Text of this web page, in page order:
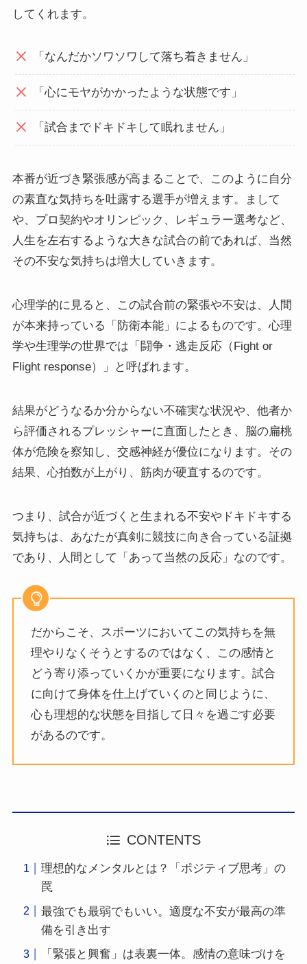
してくれます。
「なんだかソワソワして落ち着きません」
「心にモヤがかかったような状態です」
「試合までドキドキして眠れません」
本番が近づき緊張感が高まることで、このように自分
の素直な気持ちを吐露する選手が増えます。まして
や、プロ契約やオリンピック、レギュラー選考など、
人生を左右するような大きな試合の前であれば、当然
その不安な気持ちは増大していきます。
心理学的に見ると、この試合前の緊張や不安は、人間
が本来持っている「防衛本能」によるものです。心理
学や生理学の世界では「闘争・逃走反応（Fight or
Flight response）」と呼ばれます。
結果がどうなるか分からない不確実な状況や、他者か
ら評価されるプレッシャーに直面したとき、脳の扁桃
体が危険を察知し、交感神経が優位になります。その
結果、心拍数が上がり、筋肉が硬直するのです。
つまり、試合が近づくと生まれる不安やドキドキする
気持ちは、あなたが真剣に競技に向き合っている証拠
であり、人間として「あって当然の反応」なのです。
だからこそ、スポーツにおいてこの気持ちを無
理やりなくそうとするのではなく、この感情と
どう寄り添っていくかが重要になります。試合
に向けて身体を仕上げていくのと同じように、
心も理想的な状態を目指して日々を過ごす必要
があるのです。
CONTENTS
理想的なメンタルとは？「ポジティブ思考」の
罠
最強でも最弱でもいい。適度な不安が最高の準
備を引き出す
「緊張と興奮」は表裏一体。感情の意味づけを